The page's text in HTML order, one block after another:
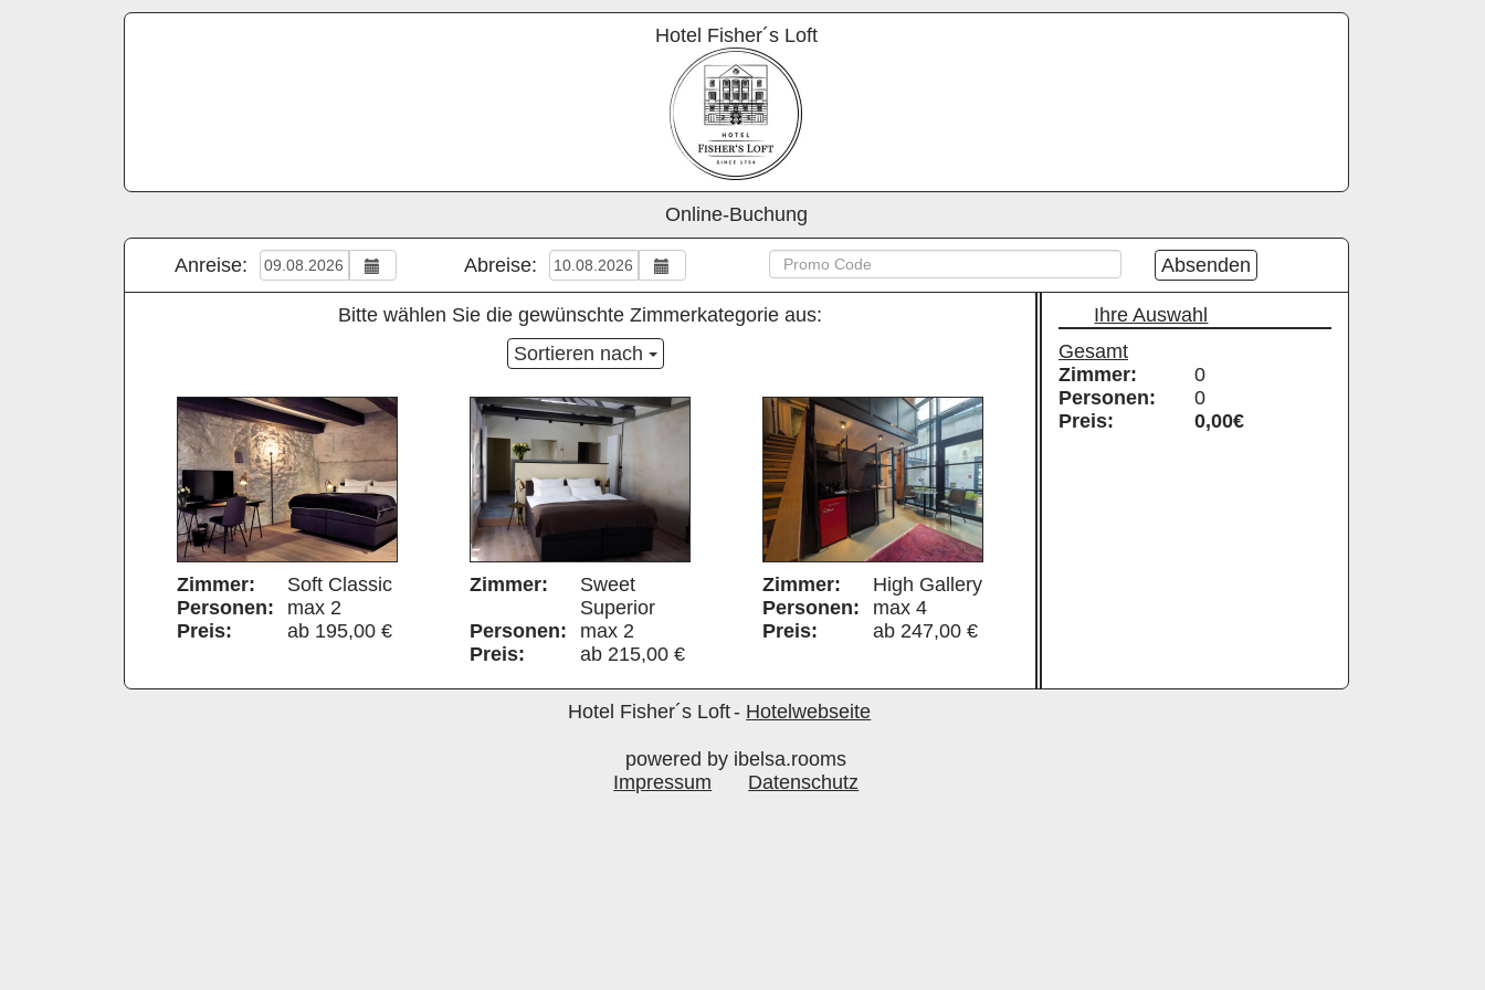
Hotel Fisher´s Loft
Online-Buchung
Anreise: Abreise: Absenden
Bitte wählen Sie die gewünschte Zimmerkategorie aus:
Sortieren nach
Zimmer:
Soft Classic
Personen:
max 2
Preis:
ab 195,00 €
Zimmer:
Sweet
Superior
Personen:
max 2
Preis:
ab 215,00 €
Zimmer:
High Gallery
Personen:
max 4
Preis:
ab 247,00 €
Ihre Auswahl
Gesamt
Zimmer:
0
Personen:
0
Preis:
0,00€
Hotel Fisher´s Loft- Hotelwebseite
powered by ibelsa.rooms
Impressum
Datenschutz